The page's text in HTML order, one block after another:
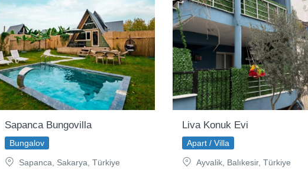
Sapanca Bungovilla
Bungalov
Sapanca, Sakarya, Türkiye
Liva Konuk Evi
Apart / Villa
Ayvalik, Balıkesir, Türkiye